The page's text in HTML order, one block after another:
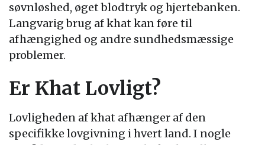
søvnløshed, øget blodtryk og hjertebanken.
Langvarig brug af khat kan føre til
afhængighed og andre sundhedsmæssige
problemer.
Er Khat Lovligt?
Lovligheden af khat afhænger af den
specifikke lovgivning i hvert land. I nogle